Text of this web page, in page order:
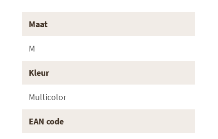
Maat
M
Kleur
Multicolor
EAN code